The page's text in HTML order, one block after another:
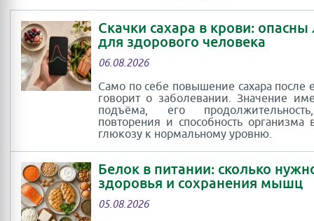
Скачки сахара в крови: опасны
для здорового человека
06.08.2026
Само по себе повышение сахара после
говорит о заболевании. Значение
подъёма, его
повторения и способность организма
глюкозу к нормальному уровню.
Белок в питании: сколько
здоровья и сохранения мышц
05.08.2026